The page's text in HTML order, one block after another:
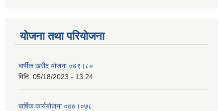
योजना तथा परियोजना
बार्षीक खरीद योजना ०७९।८०
मिति: 05/18/2023 - 13:24
बार्षिक कार्ययाेजना ०७७।०७८